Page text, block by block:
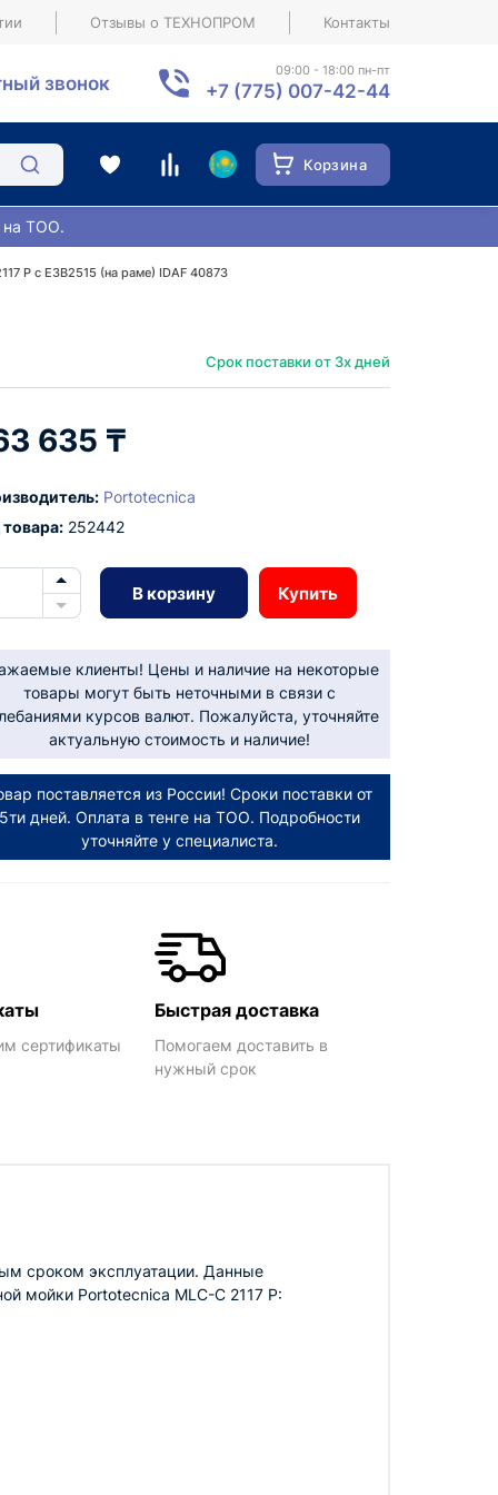
Отзывы о ТЕХНОПРОМ Контакты
звонок
09:00 - 18:00 пн-пт
+7 (775) 007-42-44
Корзина
на ТОО.
P c E3B2515 (на раме) IDAF 40873
Срок поставки от 3х дней
635 ₸
Portotecnica
252442
В корзину Купить
клиенты! Цены и наличие на некоторые
товары могут быть неточными в связи с
курсов валют. Пожалуйста, уточняйте
актуальную стоимость и наличие!
поставляется из России! Сроки поставки от
5ти дней. Оплата в тенге на ТОО. Подробности
уточняйте у специалиста.
сертификаты
Быстрая доставка
Помогаем доставить в
нужный срок
сроком эксплуатации. Данные
мойки Portotecnica MLC-C 2117 P: